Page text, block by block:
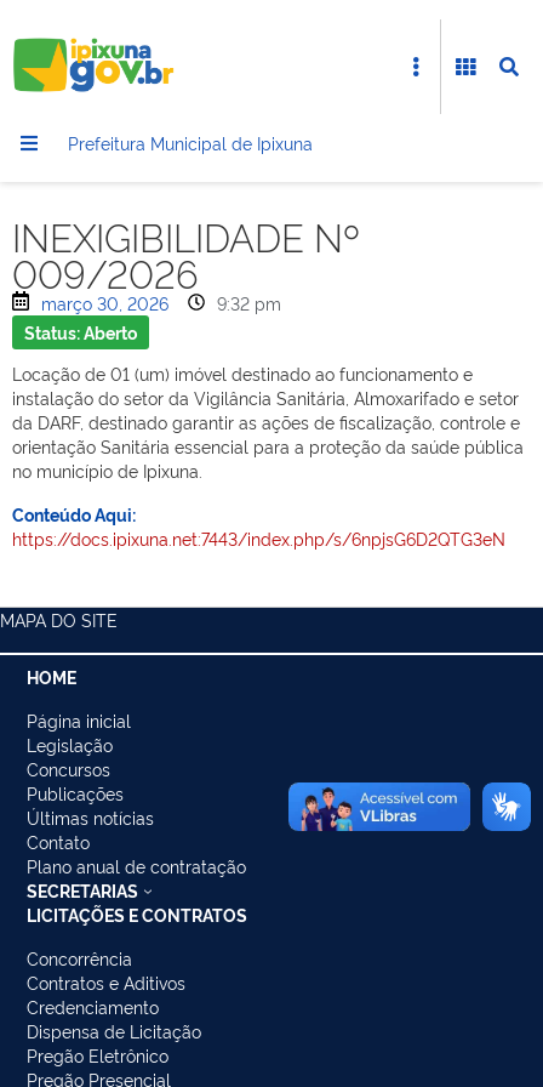
Prefeitura Municipal de Ipixuna
INEXIGIBILIDADE Nº
009/2026
março 30, 2026
9:32 pm
Status: Aberto
Locação de 01 (um) imóvel destinado ao funcionamento e
instalação do setor da Vigilância Sanitária, Almoxarifado e setor
da DARF, destinado garantir as ações de fiscalização, controle e
orientação Sanitária essencial para a proteção da saúde pública
no município de Ipixuna.
Conteúdo Aqui:
https://docs.ipixuna.net:7443/index.php/s/6npjsG6D2QTG3eN
MAPA DO SITE
HOME
Página inicial
Legislação
Concursos
Publicações
Últimas notícias
Contato
Plano anual de contratação
SECRETARIAS
LICITAÇÕES E CONTRATOS
Concorrência
Contratos e Aditivos
Credenciamento
Dispensa de Licitação
Pregão Eletrônico
Pregão Presencial